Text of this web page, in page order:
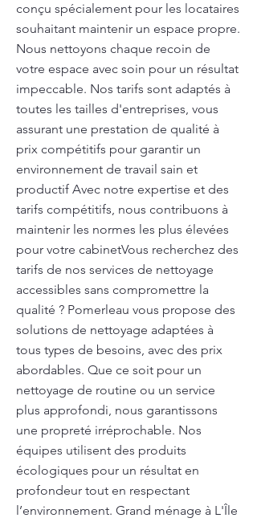
conçu spécialement pour les locataires
souhaitant maintenir un espace propre.
Nous nettoyons chaque recoin de
votre espace avec soin pour un résultat
impeccable. Nos tarifs sont adaptés à
toutes les tailles d'entreprises, vous
assurant une prestation de qualité à
prix compétitifs pour garantir un
environnement de travail sain et
productif Avec notre expertise et des
tarifs compétitifs, nous contribuons à
maintenir les normes les plus élevées
pour votre cabinetVous recherchez des
tarifs de nos services de nettoyage
accessibles sans compromettre la
qualité ? Pomerleau vous propose des
solutions de nettoyage adaptées à
tous types de besoins, avec des prix
abordables. Que ce soit pour un
nettoyage de routine ou un service
plus approfondi, nous garantissons
une propreté irréprochable. Nos
équipes utilisent des produits
écologiques pour un résultat en
profondeur tout en respectant
l’environnement. Grand ménage à L'Île